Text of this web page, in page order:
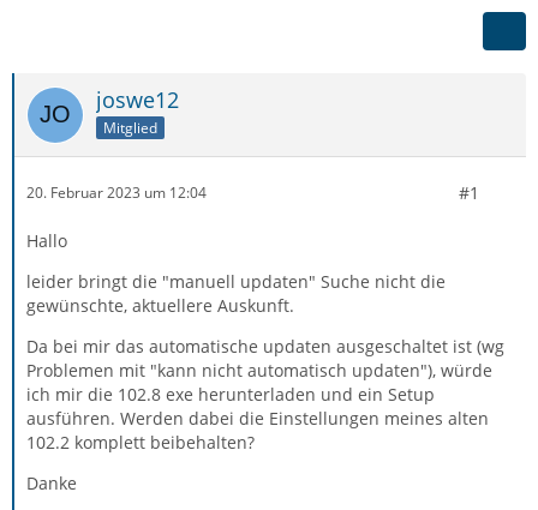
joswe12
Mitglied
20. Februar 2023 um 12:04 #1
Hallo
leider bringt die "manuell updaten" Suche nicht die
gewünschte, aktuellere Auskunft.
Da bei mir das automatische updaten ausgeschaltet ist (wg
Problemen mit "kann nicht automatisch updaten"), würde
ich mir die 102.8 exe herunterladen und ein Setup
ausführen. Werden dabei die Einstellungen meines alten
102.2 komplett beibehalten?
Danke